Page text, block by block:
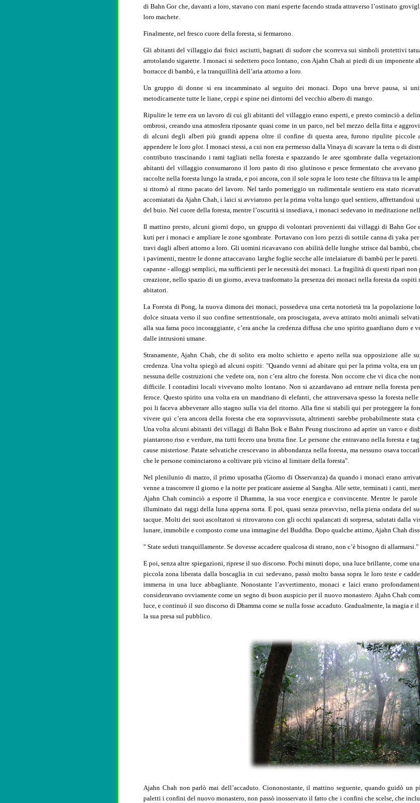
di Bahn Gor che, davanti a loro, stavano con mani esperte facendo strada attraverso l’ostinato
loro machete.
Finalmente, nel fresco cuore della foresta, si fermarono.
Gli abitanti del villaggio dai fisici asciutti, bagnati di sudore che scorreva sui simboli protettivi
arrotolando sigarette. I monaci si sedettero poco lontano, con Ajahn Chah ai piedi di un imponente
borracce di bambù, e la tranquillità dell’aria attorno a loro.
Un gruppo di donne si era incamminato al seguito dei monaci. Dopo una breve pausa, si
metodicamente tutte le liane, ceppi e spine nei dintorni del vecchio albero di mango.
Ripulire le terre era un lavoro di cui gli abitanti del villaggio erano esperti, e presto cominciò a
ombrosi, creando una atmosfera riposante quasi come in un parco, nel bel mezzo della fitta e
di alcuni degli alberi più grandi appena oltre il confine di questa area, furono ripulite piccole
appendere le loro glot. I monaci stessi, a cui non era permesso dalla Vinaya di scavare la terra o di
contributo trascinando i rami tagliati nella foresta e spazzando le aree sgombrate dalla
abitanti del villaggio consumarono il loro pasto di riso glutinoso e pesce fermentato che avevano
raccolte nella foresta lungo la strada, e poi ancora, con il sole sopra le loro teste che filtrava tra le
si ritornò al ritmo pacato del lavoro. Nel tardo pomeriggio un rudimentale sentiero era stato
accomiatati da Ajahn Chah, i laici si avviarono per la prima volta lungo quel sentiero, affrettandosi
del buio. Nel cuore della foresta, mentre l’oscurità si insediava, i monaci sedevano in meditazione
Il mattino presto, alcuni giorni dopo, un gruppo di volontari provenienti dai villaggi di Bahn Gor
kuti per i monaci e ampliare le zone sgombrate. Portavano con loro pezzi di sottile canna di yaka
travi dagli alberi attorno a loro. Gli uomini ricavavano con abilità delle lunghe strisce dal bambù,
i pavimenti, mentre le donne attaccavano larghe foglie secche alle intelaiature di bambù per le pareti.
capanne - alloggi semplici, ma sufficienti per le necessità dei monaci. La fragilità di questi ripari non
creazione, nello spazio di un giorno, aveva trasformato la presenza dei monaci nella foresta da
abitatori.
La Foresta di Pong, la nuova dimora dei monaci, possedeva una certa notorietà tra la popolazione
dolce situata verso il suo confine settentrionale, ora prosciugata, aveva attirato molti animali
alla sua fama poco incoraggiante, c’era anche la credenza diffusa che uno spirito guardiano duro e
dalle intrusioni umane.
Stranamente, Ajahn Chah, che di solito era molto schietto e aperto nella sua opposizione alle
credenza. Una volta spiegò ad alcuni ospiti: "Quando venni ad abitare qui per la prima volta, era
nessuna delle costruzioni che vedete ora, non c’era altro che foresta. Non occorre che vi dica che
difficile. I contadini locali vivevano molto lontano. Non si azzardavano ad entrare nella foresta
feroce. Questo spirito una volta era un mandriano di elefanti, che attraversava spesso la foresta
poi li faceva abbeverare allo stagno sulla via del ritorno. Alla fine si stabilì qui per proteggere la
vivere qui c’era ancora della foresta che era sopravvissuta, altrimenti sarebbe probabilmente stata
Una volta alcuni abitanti dei villaggi di Bahn Bok e Bahn Peung riuscirono ad aprire un varco e
piantarono riso e verdure, ma tutti fecero una brutta fine. Le persone che entravano nella foresta e
cause misteriose. Patate selvatiche crescevano in abbondanza nella foresta, ma nessuno osava
che le persone cominciarono a coltivare più vicino al limitare della foresta".
Nel plenilunio di marzo, il primo uposatha (Giorno di Osservanza) da quando i monaci erano
venne a trascorrere il giorno e la notte per praticare assieme al Sangha. Alle sette, terminati i canti,
Ajahn Chah cominciò a esporre il Dhamma, la sua voce energica e convincente. Mentre le
illuminato dai raggi della luna appena sorta. E poi, quasi senza preavviso, nella piena ondata del
tacque. Molti dei suoi ascoltatori si ritrovarono con gli occhi spalancati di sorpresa, salutati dalla
lunare, immobile e composto come una immagine del Buddha. Dopo qualche attimo, Ajahn Chah
" State seduti tranquillamente. Se dovesse accadere qualcosa di strano, non c’è bisogno di allarmarsi."
E poi, senza altre spiegazioni, riprese il suo discorso. Pochi minuti dopo, una luce brillante, come
piccola zona liberata dalla boscaglia in cui sedevano, passò molto bassa sopra le loro teste e
immersa in una luce abbagliante. Nonostante l’avvertimento, monaci e laici erano
consideravano ovviamente come un segno di buon auspicio per il nuovo monastero. Ajahn Chah
luce, e continuò il suo discorso di Dhamma come se nulla fosse accaduto. Gradualmente, la magia e
la sua presa sul pubblico.
Ajahn Chah non parlò mai dell’accaduto. Ciononostante, il mattino seguente, quando guidò un
paletti i confini del nuovo monastero, non passò inosservato il fatto che i confini che scelse, che